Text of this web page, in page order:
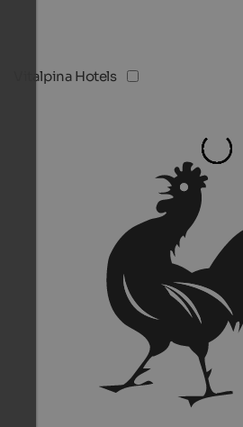
Vitalpina Hotels